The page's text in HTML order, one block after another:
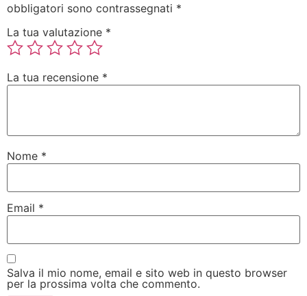
obbligatori sono contrassegnati *
La tua valutazione *
La tua recensione *
Nome *
Email *
Salva il mio nome, email e sito web in questo browser
per la prossima volta che commento.